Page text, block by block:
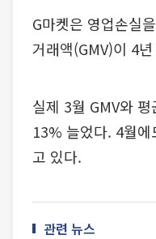
G마켓은 영업손실
거래액(GMV)이 4
실제 3월 GMV와
13% 늘었다. 4월
고 있다.
관련 뉴스